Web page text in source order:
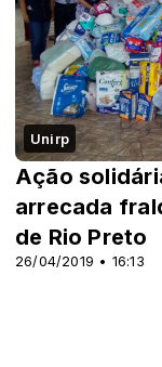
Unirp
26/04/2019 • 16:13
Ação
arrecada
de Rio Preto